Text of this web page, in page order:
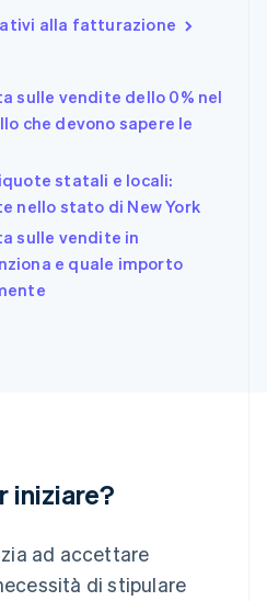
alla fatturazione
sulle vendite dello 0% nel
che devono sapere le
statali e locali:
nello stato di New York
sulle vendite in
e quale importo
iniziare?
ad accettare
di stipulare